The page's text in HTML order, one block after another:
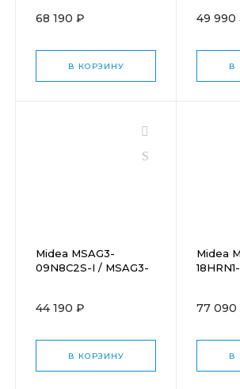
68 190 ₽
В КОРЗИНУ
49 990
В
Midea MSAG3-
09N8C2S-I / MSAG3-
44 190 ₽
В КОРЗИНУ
Midea
77 090
В